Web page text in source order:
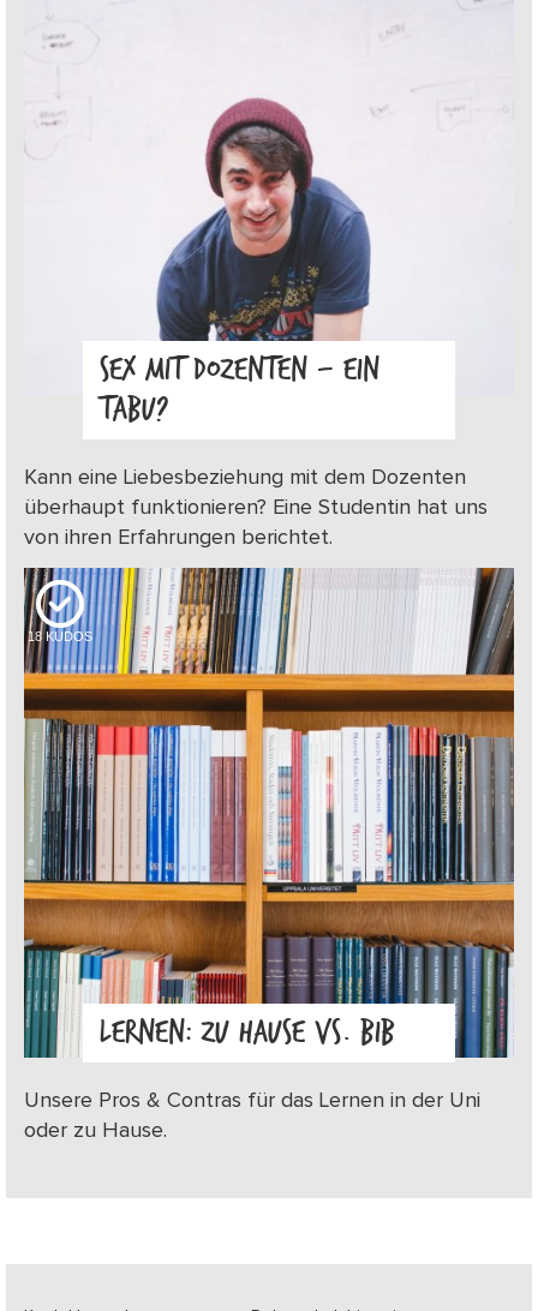
SEX MIT DOZENTEN – EIN
TABU?
Kann eine Liebesbeziehung mit dem Dozenten
überhaupt funktionieren? Eine Studentin hat uns
von ihren Erfahrungen berichtet.
18 KUDOS
LERNEN: ZU HAUSE VS. BIB
Unsere Pros & Contras für das Lernen in der Uni
oder zu Hause.